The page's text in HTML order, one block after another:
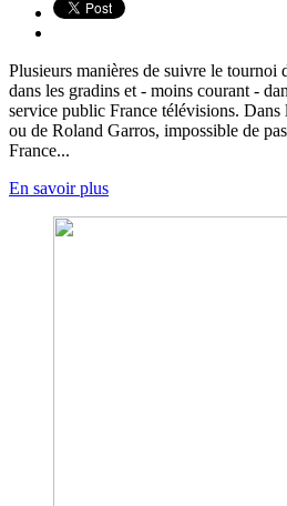
Plusieurs manières de suivre le tournoi
dans les gradins et - moins courant -
service public France télévisions. Dans
ou de Roland Garros, impossible de
France...
En savoir plus